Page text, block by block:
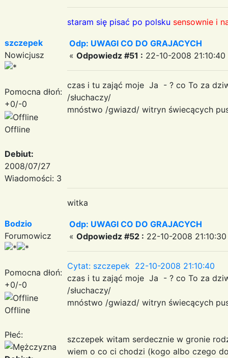
staram się pisać po polsku sensownie i
szczepek
Nowicjusz
Pomocna dłoń:
+0/-0
Offline
Debiut:
2008/07/27
Wiadomości: 3
Odp: UWAGI CO DO GRAJACYCH
« Odpowiedz #51 : 22-10-2008 21:10:40
czas i tu zająć moje Ja - ? co To za
/słuchaczy/
mnóstwo /gwiazd/ witryn świecących
witka
Bodzio
Forumowicz
Pomocna dłoń:
+0/-0
Offline
Płeć:
Odp: UWAGI CO DO GRAJACYCH
« Odpowiedz #52 : 22-10-2008
Cytat: szczepek 22-10-2008 21:10:40
czas i tu zająć moje Ja - ? co To za
/słuchaczy/
mnóstwo /gwiazd/ witryn świecących
szczepek witam serdecznie w gronie
wiem o co ci chodzi (kogo albo czego